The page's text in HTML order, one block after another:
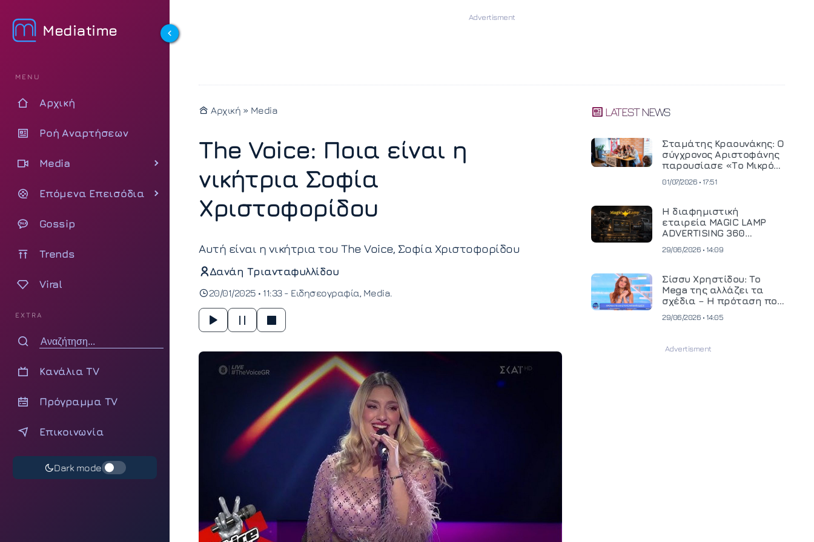
Mediatime
MENU
Αρχική
Ροή Αναρτήσεων
Media
Επόμενα Επεισόδια
Gossip
Trends
Viral
EXTRA
Κανάλια TV
Πρόγραμμα TV
Επικοινωνία
Dark mode
Αρχική » Media
The Voice: Ποια είναι η
νικήτρια Σοφία
Χριστοφορίδου
Αυτή είναι η νικήτρια του The Voice, Σοφία Χριστοφορίδου
Δανάη Τριανταφυλλίδου
20/01/2025 • 11:33 - Ειδησεογραφία Media
LATEST NEWS
Σταμάτης Κραουνάκης: Ο
σύγχρονος Αριστοφάνης
παρουσίασε «Το Μικρό
01/07/2026 • 17:51
Η διαφημιστική
εταιρεία MAGIC LAMP
ADVERTISING 360
κινηματογραφική
και ανεβάζει τον πήχη
στην παραγωγή
οπτικοακουστικού
περιεχομένου
29/06/2026 • 14:09
Σίσσυ Χρηστίδου: Το
Mega της αλλάζει τα
σχέδια – Η πρόταση που
29/06/2026 • 14:05